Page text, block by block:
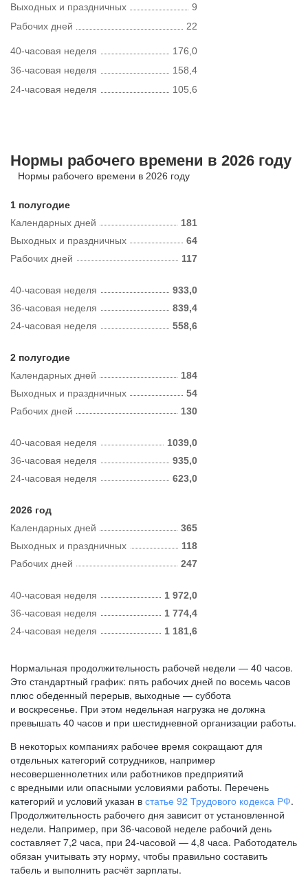
Выходных и праздничных
9
Рабочих дней
22
40-часовая неделя
176,0
36-часовая неделя
158,4
24-часовая неделя
105,6
Нормы рабочего времени в 2026 году
Нормы рабочего времени в 2026 году
1 полугодие
Календарных дней
181
Рабочих дней 117
Выходных и праздничных 64
40-часовая неделя
933,0
36-часовая неделя
839,4
24-часовая неделя
558,6
2 полугодие
Календарных дней
184
Рабочих дней 130
Выходных и праздничных 54
40-часовая неделя
1039,0
36-часовая неделя
935,0
24-часовая неделя
623,0
2026 год
Календарных дней
365
Рабочих дней 247
Выходных и праздничных 118
40-часовая неделя
1 972,0
36-часовая неделя
1 774,4
24-часовая неделя
1 181,6
Нормальная продолжительность рабочей недели — 40 часов.
Это стандартный график: пять рабочих дней по восемь часов
плюс обеденный перерыв, выходные — суббота
и воскресенье. При этом недельная нагрузка не должна
превышать 40 часов и при шестидневной организации работы.
В некоторых компаниях рабочее время сокращают для
отдельных категорий сотрудников, например
несовершеннолетних или работников предприятий
с вредными или опасными условиями работы. Перечень
категорий и условий указан в статье 92 Трудового кодекса РФ.
Продолжительность рабочего дня зависит от установленной
недели. Например, при 36-часовой неделе рабочий день
составляет 7,2 часа, при 24-часовой — 4,8 часа. Работодатель
обязан учитывать эту норму, чтобы правильно составить
табель и выполнить расчёт зарплаты.